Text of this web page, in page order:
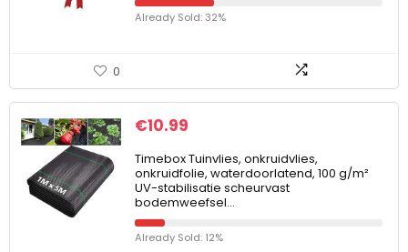
Already Sold: 32%
0
€10.99
Timebox Tuinvlies, onkruidvlies,
onkruidfolie, waterdoorlatend, 100 g/m²
UV-stabilisatie scheurvast
bodemweefsel…
Already Sold: 12%